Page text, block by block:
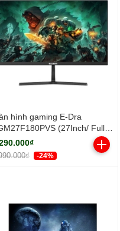
hình gaming E-Dra
(27Inch/ Full
1ms/ 180Hz/ 250cd/m2/
-24%